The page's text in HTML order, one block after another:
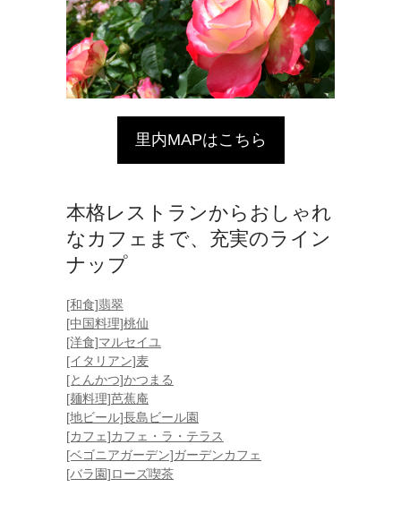
里内MAPはこちら
本格レストランからおしゃれ
なカフェまで、充実のライン
ナップ
[和食]翡翠
[中国料理]桃仙
[洋食]マルセイユ
[イタリアン]麦
[とんかつ]かつまる
[麺料理]芭蕉庵
[地ビール]長島ビール園
[カフェ]カフェ・ラ・テラス
[ベゴニアガーデン]ガーデンカフェ
[バラ園]ローズ喫茶